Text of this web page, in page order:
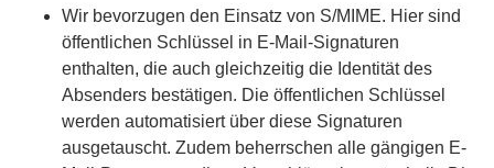
Wir bevorzugen den Einsatz von S/MIME. Hier sind
öffentlichen Schlüssel in E-Mail-Signaturen
enthalten, die auch gleichzeitig die Identität des
Absenders bestätigen. Die öffentlichen Schlüssel
werden automatisiert über diese Signaturen
ausgetauscht. Zudem beherrschen alle gängigen E-